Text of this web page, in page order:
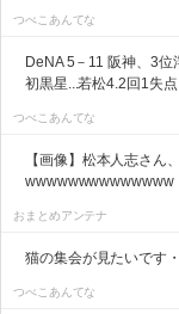
つべこあんてな
DeNA 5－11 阪神、3位
初黒星...若松4.2回1失点
つべこあんてな
【画像】松本人志さん
wwwwwwwwwwwwww
おまとめアンテナ
猫の集会が見たいです
つべこあんてな